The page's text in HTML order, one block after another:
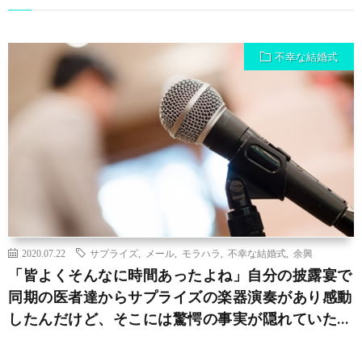
不幸な結婚式
2020.07.22 サプライズ メール モラハラ 不幸な結婚式 余興
「皆よくそんなに時間あったよね」自分の披露宴で
同期の医者達からサプライズの楽器演奏があり感動
したんだけど、そこには驚愕の事実が隠れていた…